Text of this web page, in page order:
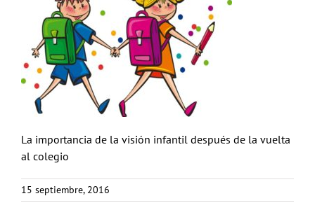
La importancia de la visión infantil después de la vuelta
al colegio
15 septiembre, 2016